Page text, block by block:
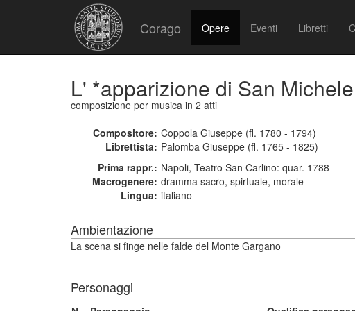
Corago Opere Eventi Libretti
L' *apparizione di San
composizione per musica in 2 atti
Compositore: Coppola Giuseppe (fl. 1780 - 1794)
Librettista: Palomba Giuseppe (fl. 1765 - 1825)
Prima rappr.: Napoli, Teatro San Carlino: quar. 1788
Macrogenere: dramma sacro, spirtuale, morale
Lingua: italiano
Ambientazione
La scena si finge nelle falde del Monte Gargano
Personaggi